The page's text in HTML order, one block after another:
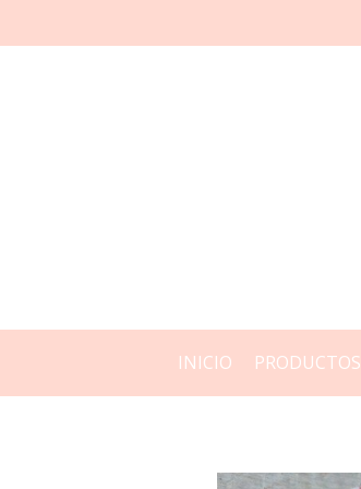
INICIO PRODUCTOS